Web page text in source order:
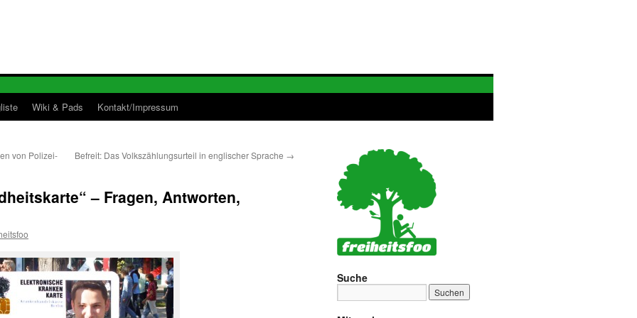
Wiki & Pads Kontakt/Impressum
von Polizei-
Befreit: Das Volkszählungsurteil in englischer Sprache →
– Fragen, Antworten,
Suche